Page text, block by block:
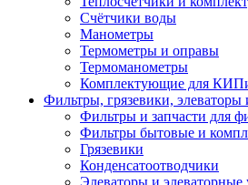
Счётчики воды
Манометры
Термометры и оправы
Термоманометры
Комплектующие для
Фильтры, грязевики, элеваторы
Фильтры и запчасти для
Фильтры бытовые и
Грязевики
Конденсатоотводчики
Элеваторы и элеваторные